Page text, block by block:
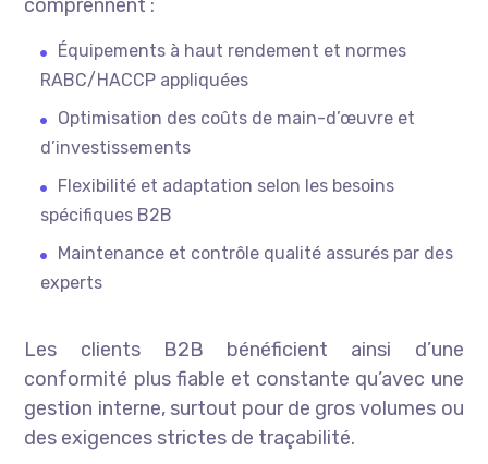
comprennent :
Équipements à haut rendement et normes
RABC/HACCP appliquées
Optimisation des coûts de main-d’œuvre et
d’investissements
Flexibilité et adaptation selon les besoins
spécifiques B2B
Maintenance et contrôle qualité assurés par des
experts
Les clients B2B bénéficient ainsi d’une
conformité plus fiable et constante qu’avec une
gestion interne, surtout pour de gros volumes ou
des exigences strictes de traçabilité.